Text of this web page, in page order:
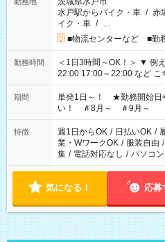
水戸駅からバイク・車 / 赤
イク・車 / …
■物流センターなど ■勤
勤務時間
＜1日3時間～OK！＞ ▼ 例えば… ▼ 15:00～18:00 15:00～
22:00 17:00～22:00 など こちら以外の時間もお気軽にご相談く
ださい！
期間
単発1日～！ ★勤務開始日
い！ ＃8月～ ＃9月～
特徴 週1日からOK / 日払いOK /
業・WワークOK / 服装自由 /
集 / 電話対応なし / パソコ
気になる！ 応募